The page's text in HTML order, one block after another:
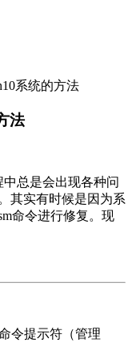
系统的方法
法
总是会出现各种问
其实有时候是因为系
命令进行修复。现
令提示符（管理